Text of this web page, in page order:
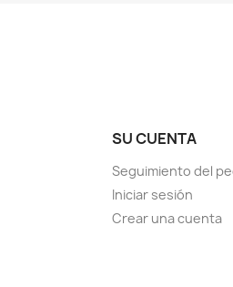
SU CUENTA
Seguimiento del
Iniciar sesión
Crear una cuenta